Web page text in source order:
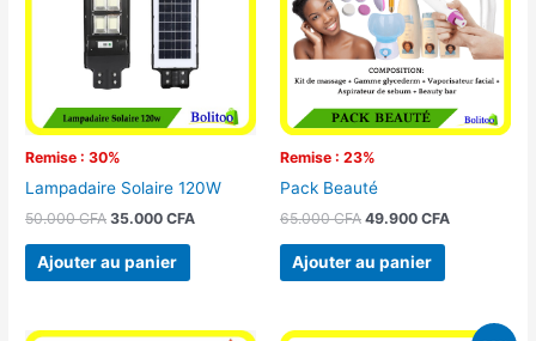
Remise : 30%
Lampadaire Solaire 120W
50.000CFA 35.000CFA
Ajouter au panier
Remise : 23%
Pack Beauté
65.000CFA 49.900 CFA
Ajouter au panier